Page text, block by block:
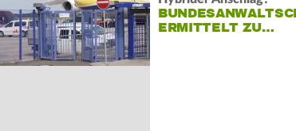
ERMITTELT ZU…